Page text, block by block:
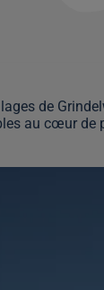
de
au cœur de